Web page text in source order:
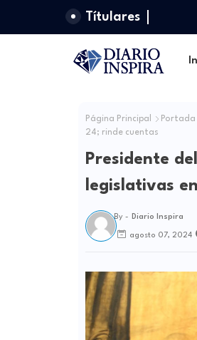
Títulares
Página Principal Portada
24; rinde cuentas
Presidente
legislativas
By - Diario Inspira
agosto 07, 2024